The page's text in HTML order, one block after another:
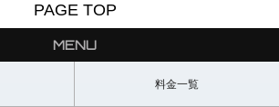
PAGE TOP
MENU
料金一覧